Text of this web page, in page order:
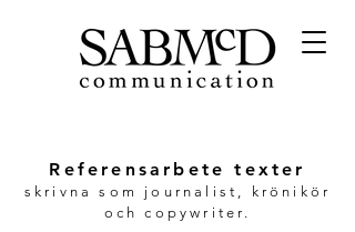
Referensarbete texter
skrivna som journalist, krönikör
och copywriter.